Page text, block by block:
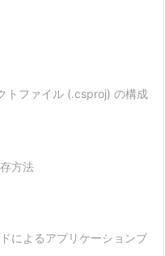
トファイル (.csproj) の構成
方法
によるアプリケーションブ